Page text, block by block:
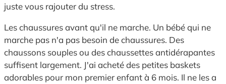
juste vous rajouter du stress.
Les chaussures avant qu'il ne marche. Un bébé qui ne
marche pas n'a pas besoin de chaussures. Des
chaussons souples ou des chaussettes antidérapantes
suffisent largement. J'ai acheté des petites baskets
adorables pour mon premier enfant à 6 mois. Il ne les a